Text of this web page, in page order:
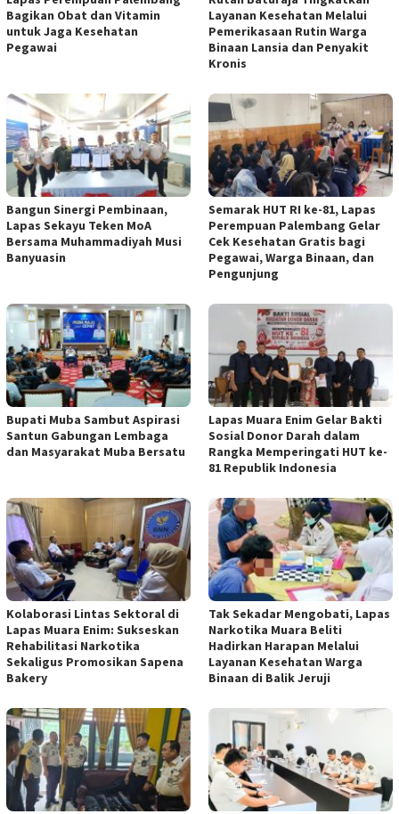
Bagikan Obat dan Vitamin
untuk Jaga Kesehatan
Pegawai
Layanan Kesehatan Melalui
Pemerikasaan Rutin Warga
Binaan Lansia dan Penyakit
Kronis
Bangun Sinergi Pembinaan,
Lapas Sekayu Teken MoA
Bersama Muhammadiyah Musi
Banyuasin
Semarak HUT RI ke-81, Lapas
Perempuan Palembang Gelar
Cek Kesehatan Gratis bagi
Pegawai, Warga Binaan, dan
Pengunjung
Bupati Muba Sambut Aspirasi
Santun Gabungan Lembaga
dan Masyarakat Muba Bersatu
Lapas Muara Enim Gelar Bakti
Sosial Donor Darah dalam
Rangka Memperingati HUT ke-
81 Republik Indonesia
Kolaborasi Lintas Sektoral di
Lapas Muara Enim: Sukseskan
Rehabilitasi Narkotika
Sekaligus Promosikan Sapena
Bakery
Tak Sekadar Mengobati, Lapas
Narkotika Muara Beliti
Hadirkan Harapan Melalui
Layanan Kesehatan Warga
Binaan di Balik Jeruji